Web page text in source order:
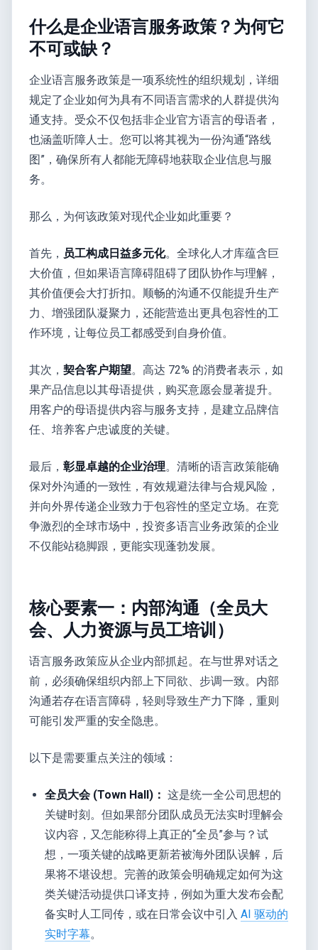
什么是企业语言服务政策？为何它
不可或缺？
企业语言服务政策是一项系统性的组织规划，详细
规定了企业如何为具有不同语言需求的人群提供沟
通支持。受众不仅包括非企业官方语言的母语者，
也涵盖听障人士。您可以将其视为一份沟通“路线
图”，确保所有人都能无障碍地获取企业信息与服
务。
那么，为何该政策对现代企业如此重要？
首先， 员工构成日益多元化。全球化人才库蕴含巨
大价值，但如果语言障碍阻碍了团队协作与理解，
其价值便会大打折扣。顺畅的沟通不仅能提升生产
力、增强团队凝聚力，还能营造出更具包容性的工
作环境，让每位员工都感受到自身价值。
其次， 契合客户期望。高达 72% 的消费者表示，如
果产品信息以其母语提供，购买意愿会显著提升。
用客户的母语提供内容与服务支持，是建立品牌信
任、培养客户忠诚度的关键。
最后， 彰显卓越的企业治理。清晰的语言政策能确
保对外沟通的一致性，有效规避法律与合规风险，
并向外界传递企业致力于包容性的坚定立场。在竞
争激烈的全球市场中，投资多语言业务政策的企业
不仅能站稳脚跟，更能实现蓬勃发展。
核心要素一：内部沟通（全员大
会、人力资源与员工培训）
语言服务政策应从企业内部抓起。在与世界对话之
前，必须确保组织内部上下同欲、步调一致。内部
沟通若存在语言障碍，轻则导致生产力下降，重则
可能引发严重的安全隐患。
以下是需要重点关注的领域：
全员大会 (Town Hall)： 这是统一全公司思想的
关键时刻。但如果部分团队成员无法实时理解会
议内容，又怎能称得上真正的“全员”参与？试
想，一项关键的战略更新若被海外团队误解，后
果将不堪设想。完善的政策会明确规定如何为这
类关键活动提供口译支持，例如为重大发布会配
备实时人工同传，或在日常会议中引入AI 驱动的
实时字幕。